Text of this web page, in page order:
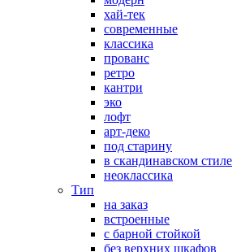
хай-тек
современные
классика
прованс
ретро
кантри
эко
лофт
арт-деко
под старину
в скандинавском стиле
неоклассика
Тип
на заказ
встроенные
с барной стойкой
без верхних шкафов